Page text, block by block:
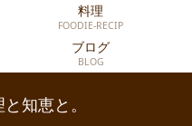
知恵と。
料理
FOODIE-RECIP
ブログ
BLOG